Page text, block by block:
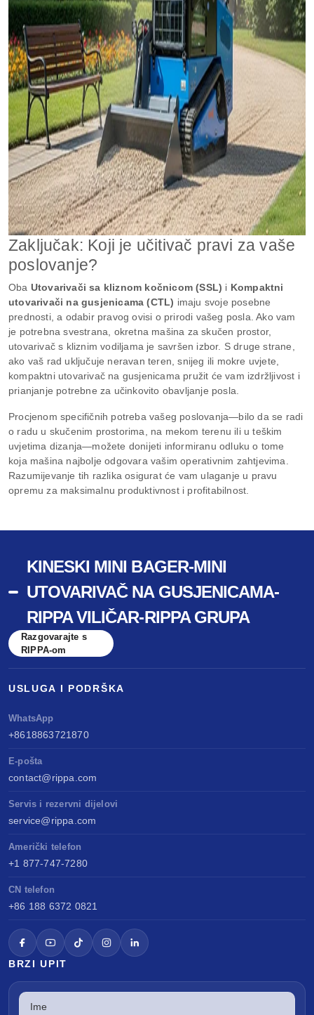
Zaključak: Koji je učitivač pravi za vaše
poslovanje?
Oba Utovarivači sa kliznom kočnicom (SSL) i Kompaktni
utovarivači na gusjenicama (CTL) imaju svoje posebne
prednosti, a odabir pravog ovisi o prirodi vašeg posla. Ako vam
je potrebna svestrana, okretna mašina za skučen prostor,
utovarivač s kliznim vodiljama je savršen izbor. S druge strane,
ako vaš rad uključuje neravan teren, snijeg ili mokre uvjete,
kompaktni utovarivač na gusjenicama pružit će vam izdržljivost i
prianjanje potrebne za učinkovito obavljanje posla.
Procjenom specifičnih potreba vašeg poslovanja—bilo da se radi
o radu u skučenim prostorima, na mekom terenu ili u teškim
uvjetima dizanja—možete donijeti informiranu odluku o tome
koja mašina najbolje odgovara vašim operativnim zahtjevima.
Razumijevanje tih razlika osigurat će vam ulaganje u pravu
opremu za maksimalnu produktivnost i profitabilnost.
KINESKI MINI BAGER-MINI
UTOVARIVAČ NA GUSJENICAMA-
RIPPA VILIČAR-RIPPA GRUPA
Razgovarajte s
RIPPA-om
USLUGA I PODRŠKA
WhatsApp
+8618863721870
E-pošta
contact@rippa.com
Servis i rezervni dijelovi
service@rippa.com
Američki telefon
+1 877-747-7280
CN telefon
+86 188 6372 0821
BRZI UPIT